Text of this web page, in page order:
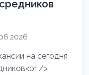
на сегодня
/>